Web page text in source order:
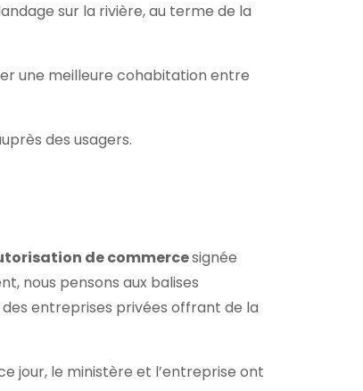
sur la rivière, au terme de la
une meilleure cohabitation entre
des usagers.
de commercesignée
nous pensons aux balises
entreprises privées offrant de la
jour, le ministère et l’entreprise ont